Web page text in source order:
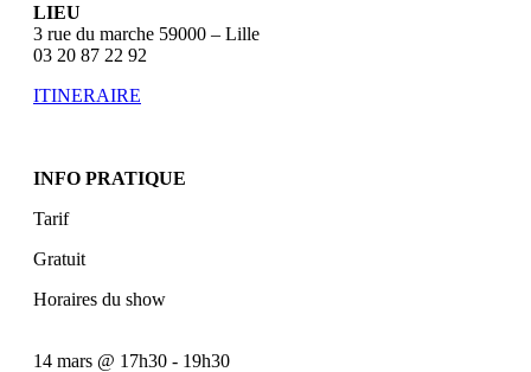
LIEU
3 rue du marche 59000 – Lille
03 20 87 22 92
ITINERAIRE
INFO PRATIQUE
Tarif
Gratuit
Horaires du show
14 mars @ 17h30 - 19h30